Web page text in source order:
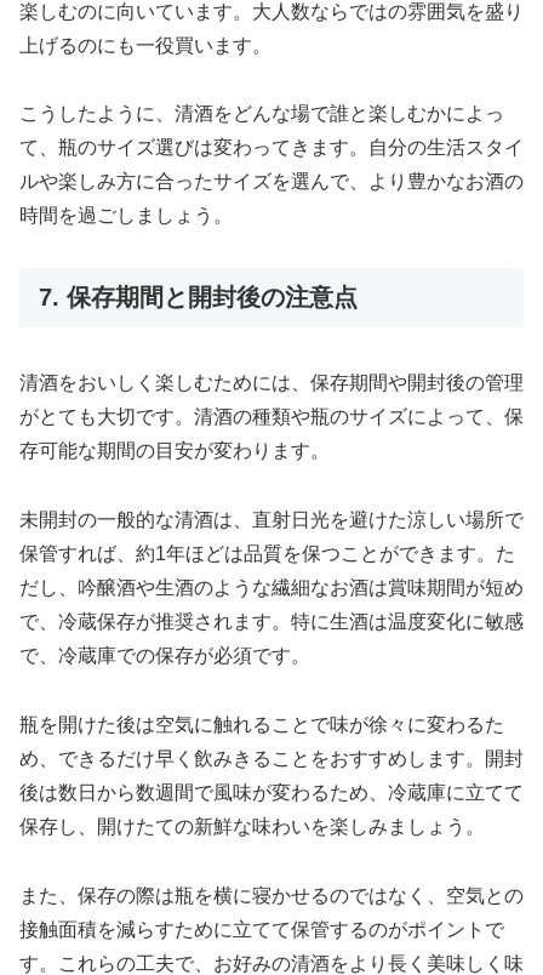
楽しむのに向いています。大人数ならではの雰囲気を盛り
上げるのにも一役買います。
こうしたように、清酒をどんな場で誰と楽しむかによっ
て、瓶のサイズ選びは変わってきます。自分の生活スタイ
ルや楽しみ方に合ったサイズを選んで、より豊かなお酒の
時間を過ごしましょう。
7. 保存期間と開封後の注意点
清酒をおいしく楽しむためには、保存期間や開封後の管理
がとても大切です。清酒の種類や瓶のサイズによって、保
存可能な期間の目安が変わります。
未開封の一般的な清酒は、直射日光を避けた涼しい場所で
保管すれば、約1年ほどは品質を保つことができます。た
だし、吟醸酒や生酒のような繊細なお酒は賞味期間が短め
で、冷蔵保存が推奨されます。特に生酒は温度変化に敏感
で、冷蔵庫での保存が必須です。
瓶を開けた後は空気に触れることで味が徐々に変わるた
め、できるだけ早く飲みきることをおすすめします。開封
後は数日から数週間で風味が変わるため、冷蔵庫に立てて
保存し、開けたての新鮮な味わいを楽しみましょう。
また、保存の際は瓶を横に寝かせるのではなく、空気との
接触面積を減らすために立てて保管するのがポイントで
す。これらの工夫で、お好みの清酒をより長く美味しく味